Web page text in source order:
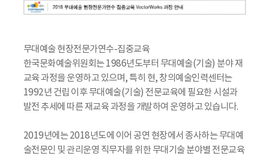
무대예술 현장전문가연수-집중교육
한국문화예술위원회는 1986년도부터 무대예술(기술) 분야 재
교육 과정을 운영하고 있으며, 특히 현, 창의예술인력센터는
1992년 건립 이후 무대예술(기술) 전문교육에 필요한 시설과
발전 추세에 따른 재교육 과정을 개발하여 운영하고 있습니다.
2019년에는 2018년도에 이어 공연 현장에서 종사하는 무대예
술전문인 및 관리운영 직무자를 위한 무대기술 분야별 전문교육